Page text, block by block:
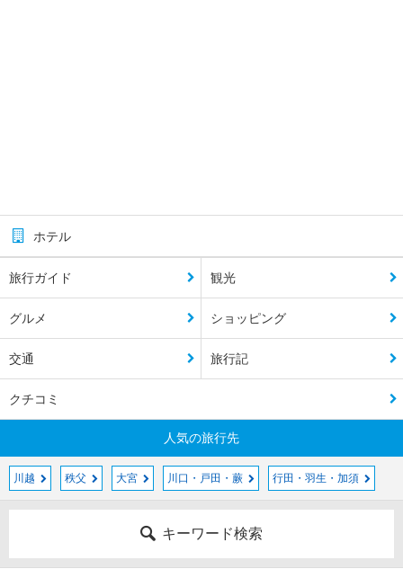
ホテル
旅行ガイド 観光
グルメ ショッピング
交通 旅行記
クチコミ
人気の旅行先
川越 秩父 大宮 川口・戸田・蕨 行田・羽生・加須
キーワード検索